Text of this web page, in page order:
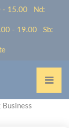
- 15.00 Nd:
- 19.00 Sb:
Business